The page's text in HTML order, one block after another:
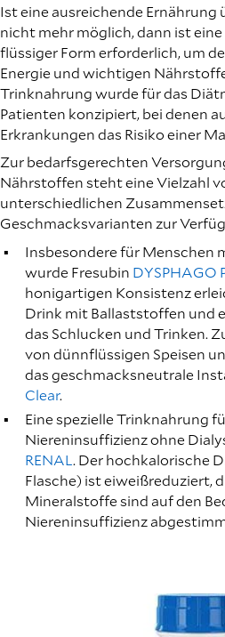
Ist eine ausreichende Ernährung
nicht mehr möglich, dann ist eine
flüssiger Form erforderlich, um
Energie und wichtigen
Trinknahrung wurde für das
Patienten konzipiert, bei denen
Erkrankungen das Risiko einer
Zur bedarfsgerechten
Nährstoffen steht eine Vielzahl
unterschiedlichen
Geschmacksvarianten zur
Insbesondere für Menschen
wurde Fresubin DYSPHAGO
honigartigen Konsistenz
Drink mit Ballaststoffen und
das Schlucken und Trinken.
von dünnflüssigen Speisen
das geschmacksneutrale
Clear.
Eine spezielle Trinknahrung
Niereninsuffizienz ohne
RENAL. Der hochkalorische
Flasche) ist eiweißreduziert,
Mineralstoffe sind auf den
Niereninsuffizienz